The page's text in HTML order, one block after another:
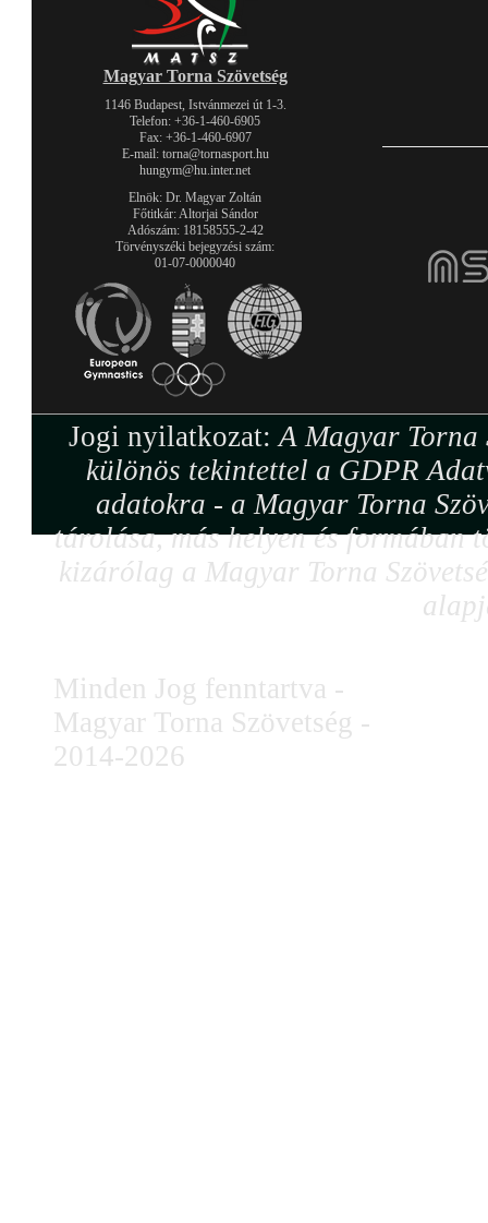
Magyar Torna Szövetség
1146 Budapest, Istvánmezei út 1-3.
Telefon: +36-1-460-6905
Fax: +36-1-460-6907
E-mail: torna@tornasport.hu
hungym@hu.inter.net
Elnök: Dr. Magyar Zoltán
Főtitkár: Altorjai Sándor
Adószám: 18158555-2-42
Törvényszéki bejegyzési szám:
01-07-0000040
Jogi nyilatkozat:A Magyar Torna
különös tekintettel a GDPR
adatokra - a Magyar Torna
tárolása, más helyen és formában
kizárólag a Magyar Torna
Minden Jog fenntartva -
Magyar Torna Szövetség -
2014-2026